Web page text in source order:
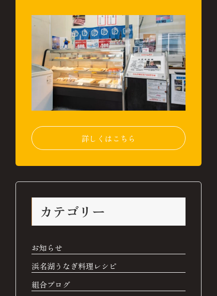
詳しくはこちら
カテゴリー
お知らせ
浜名湖うなぎ料理レシピ
組合ブログ